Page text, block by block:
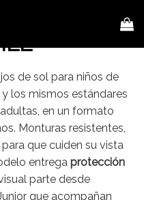
de sol para niños de
los mismos estándares
en un formato
Monturas resistentes,
que cuiden su vista
entrega protección
parte desde
que acompañan